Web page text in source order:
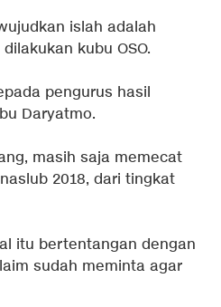
islah adalah
kubu OSO.
pengurus hasil
Daryatmo.
masih saja memecat
2018, dari tingkat
itu bertentangan dengan
sudah meminta agar